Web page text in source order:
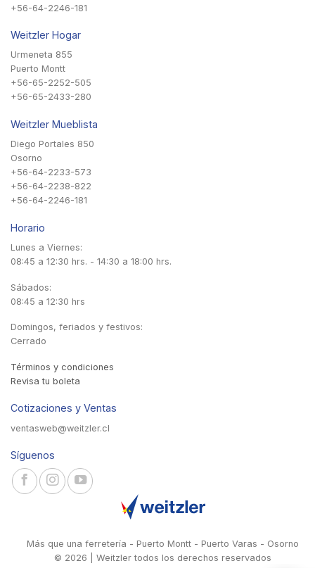
+56-64-2246-181
Weitzler Hogar
Urmeneta 855
Puerto Montt
+56-65-2252-505
+56-65-2433-280
Weitzler Mueblista
Diego Portales 850
Osorno
+56-64-2233-573
+56-64-2238-822
+56-64-2246-181
Horario
Lunes a Viernes:
08:45 a 12:30 hrs. - 14:30 a 18:00 hrs.
Sábados:
08:45 a 12:30 hrs
Domingos, feriados y festivos:
Cerrado
Términos y condiciones
Revisa tu boleta
Cotizaciones y Ventas
ventasweb@weitzler.cl
Síguenos
Más que una ferretería - Puerto Montt - Puerto Varas - Osorno
© 2026 | Weitzler todos los derechos reservados